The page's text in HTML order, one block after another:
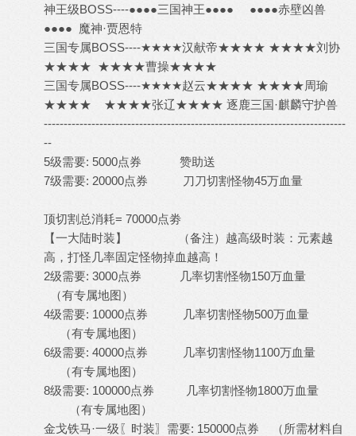
神王级BOSS----●●●●三国神王●●●● ●●●●赤壁凶兽
●●●● 魔神·贾恩特
三国专属BOSS----★★★★汉献帝★★★★ ★★★★刘协
★★★★ ★★★★曹操★★★★
三国专属BOSS----★★★★赵云★★★★ ★★★★周瑜
★★★★ ★★★★张辽★★★★ 逐鹿三国·麒麟守护兽
----------------------------------------------------------------------------
--
5级需要: 5000点券 赞助送
7级需要: 20000点券 刀刀切割怪物45万血量
顶切割总消耗= 70000点劵
【一大陆时装】 （备注）越高级时装：元素越
高，打怪几率固定怪物掉血越高！
2级需要: 3000点券 几率切割怪物150万血量
（有专属地图）
4级需要: 10000点券 几率切割怪物500万血量
（有专属地图）
6级需要: 40000点券 几率切割怪物1100万血量
（有专属地图）
8级需要: 100000点券 几率切割怪物1800万血量
（有专属地图）
金戈铁马·一级〖时装〗需要: 150000点券 （所需材料自